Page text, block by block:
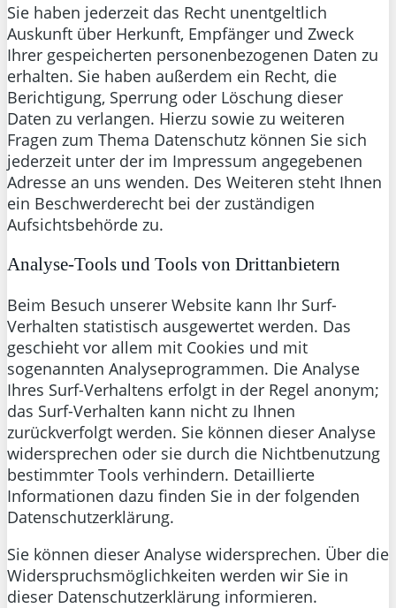
Sie haben jederzeit das Recht unentgeltlich
Auskunft über Herkunft, Empfänger und Zweck
Ihrer gespeicherten personenbezogenen Daten zu
erhalten. Sie haben außerdem ein Recht, die
Berichtigung, Sperrung oder Löschung dieser
Daten zu verlangen. Hierzu sowie zu weiteren
Fragen zum Thema Datenschutz können Sie sich
jederzeit unter der im Impressum angegebenen
Adresse an uns wenden. Des Weiteren steht Ihnen
ein Beschwerderecht bei der zuständigen
Aufsichtsbehörde zu.
Analyse-Tools und Tools von Drittanbietern
Beim Besuch unserer Website kann Ihr Surf-
Verhalten statistisch ausgewertet werden. Das
geschieht vor allem mit Cookies und mit
sogenannten Analyseprogrammen. Die Analyse
Ihres Surf-Verhaltens erfolgt in der Regel anonym;
das Surf-Verhalten kann nicht zu Ihnen
zurückverfolgt werden. Sie können dieser Analyse
widersprechen oder sie durch die Nichtbenutzung
bestimmter Tools verhindern. Detaillierte
Informationen dazu finden Sie in der folgenden
Datenschutzerklärung.
Sie können dieser Analyse widersprechen. Über die
Widerspruchsmöglichkeiten werden wir Sie in
dieser Datenschutzerklärung informieren.